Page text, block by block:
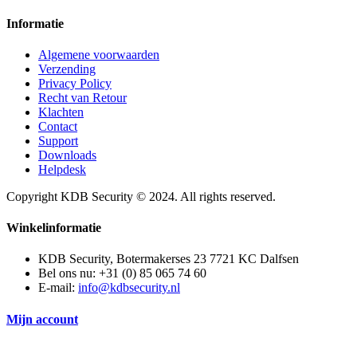
Informatie
Algemene voorwaarden
Verzending
Privacy Policy
Recht van Retour
Klachten
Contact
Support
Downloads
Helpdesk
Copyright KDB Security © 2024. All rights reserved.
Winkelinformatie
KDB Security, Botermakerses 23 7721 KC Dalfsen
Bel ons nu: +31 (0) 85 065 74 60
E-mail: info@kdbsecurity.nl
Mijn account